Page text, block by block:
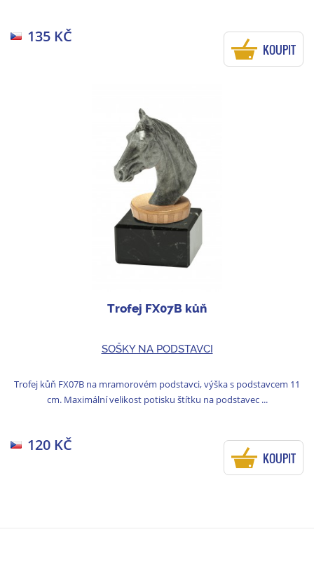
135 KČ
KOUPIT
Trofej FX07B kůň
SOŠKY NA PODSTAVCI
Trofej kůň FX07B na mramorovém podstavci, výška s podstavcem 11
cm. Maximální velikost potisku štítku na podstavec ...
120 KČ
KOUPIT